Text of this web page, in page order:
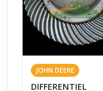
JOHN DEERE
DIFFERENTIEL